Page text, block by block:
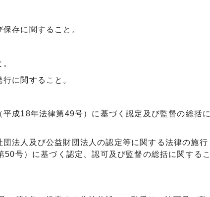
存に関すること。
に関すること。
成18年法律第49号）に基づく認定及び監督の総括に
法人及び公益財団法人の認定等に関する法律の施行
号）に基づく認定、認可及び監督の総括に関するこ